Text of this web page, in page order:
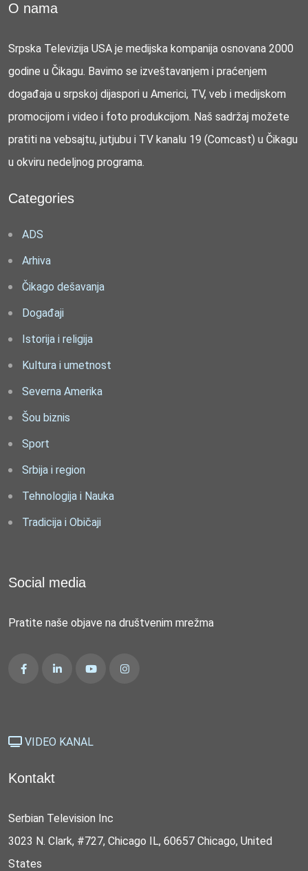
O nama
Srpska Televizija USA je medijska kompanija osnovana 2000
godine u Čikagu. Bavimo se izveštavanjem i praćenjem
događaja u srpskoj dijaspori u Americi, TV, veb i medijskom
promocijom i video i foto produkcijom. Naš sadržaj možete
pratiti na vebsajtu, jutjubu i TV kanalu 19 (Comcast) u Čikagu
u okviru nedeljnog programa.
Categories
ADS
Arhiva
Čikago dešavanja
Događaji
Istorija i religija
Kultura i umetnost
Severna Amerika
Šou biznis
Sport
Srbija i region
Tehnologija i Nauka
Tradicija i Običaji
Social media
Pratite naše objave na društvenim mrežma
VIDEO KANAL
Kontakt
Serbian Television Inc
3023 N. Clark, #727, Chicago IL, 60657 Chicago, United
States